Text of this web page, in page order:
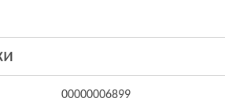
00000006899